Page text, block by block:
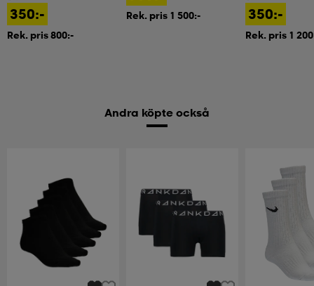
350:-
Rek. pris 800:-
Rek. pris 1 500:- 350:-
Rek. pris 1
Andra köpte också